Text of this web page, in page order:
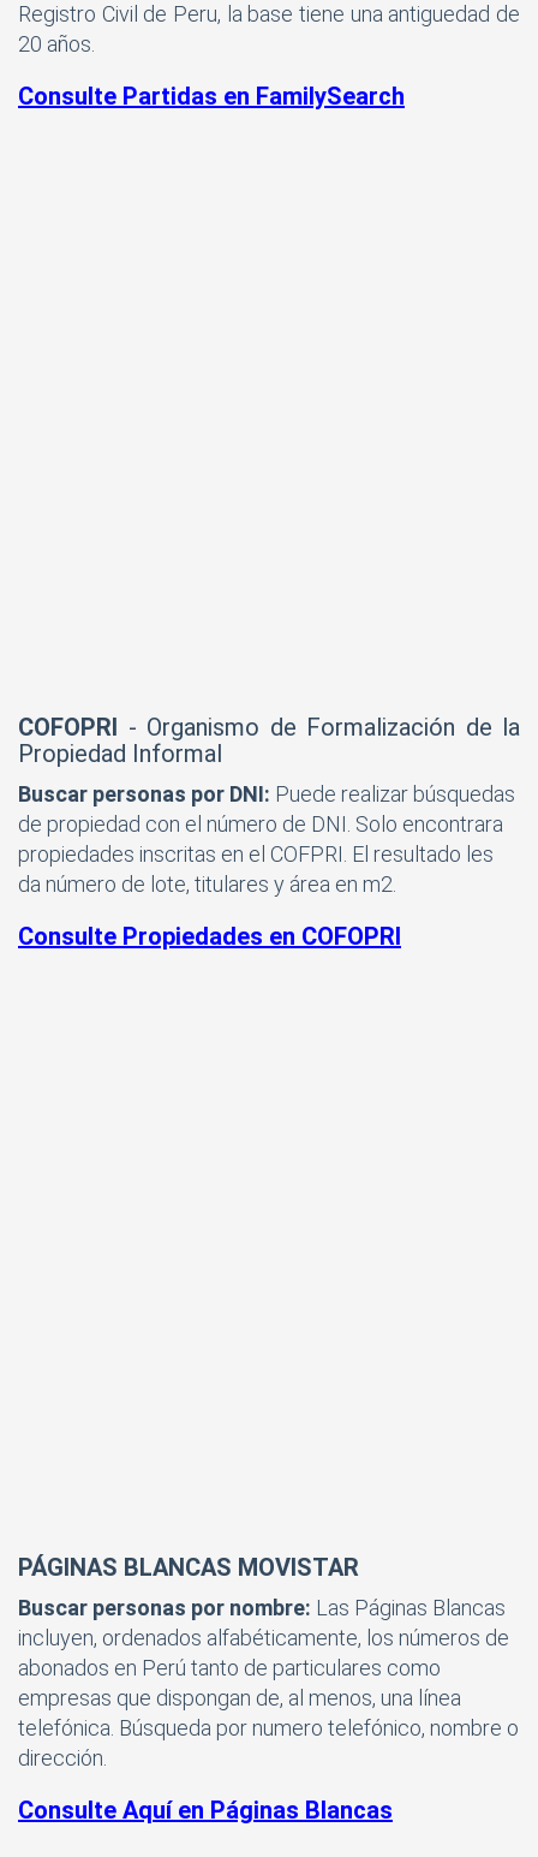
Registro Civil de Peru, la base tiene una antiguedad de
20 años.
Consulte Partidas en FamilySearch
COFOPRI - Organismo de Formalización de la
Propiedad Informal
Buscar personas por DNI: Puede realizar búsquedas
de propiedad con el número de DNI. Solo encontrara
propiedades inscritas en el COFPRI. El resultado les
da número de lote, titulares y área en m2.
Consulte Propiedades en COFOPRI
PÁGINAS BLANCAS MOVISTAR
Buscar personas por nombre: Las Páginas Blancas
incluyen, ordenados alfabéticamente, los números de
abonados en Perú tanto de particulares como
empresas que dispongan de, al menos, una línea
telefónica. Búsqueda por numero telefónico, nombre o
dirección.
Consulte Aquí en Páginas Blancas